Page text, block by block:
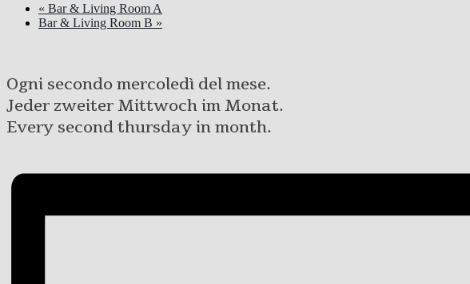
« Bar & Living Room A
Bar & Living Room B »
Ogni secondo mercoledì del mese.
Jeder zweiter Mittwoch im Monat.
Every second thursday in month.